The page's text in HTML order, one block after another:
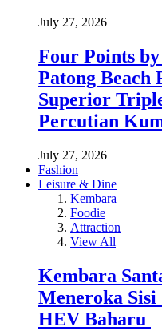
July 27, 2026
Four Points
Patong
Superior
Percutian
July 27, 2026
Fashion
Leisure & Dine
Kembara
Foodie
Attraction
View All
Kembara
Meneroka Sisi
HEV Baharu